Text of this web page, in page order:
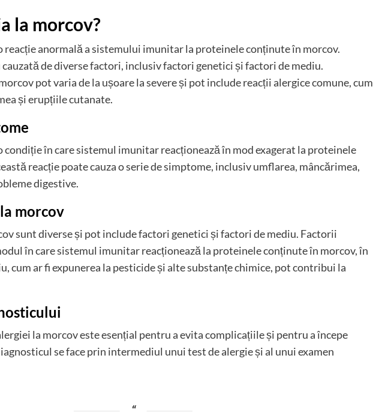
la morcov?
reacție anormală a sistemului imunitar la proteinele conținute în morcov.
de diverse factori, inclusiv factori genetici și factori de mediu.
pot varia de la ușoare la severe și pot include reacții alergice comune, cum
și erupțiile cutanate.
condiție în care sistemul imunitar reacționează în mod exagerat la proteinele
reacție poate cauza o serie de simptome, inclusiv umflarea, mâncărimea,
digestive.
morcov
sunt diverse și pot include factori genetici și factori de mediu. Factorii
în care sistemul imunitar reacționează la proteinele conținute în morcov, în
cum ar fi expunerea la pesticide și alte substanțe chimice, pot contribui la
la morcov este esențial pentru a evita complicațiile și pentru a începe
se face prin intermediul unui test de alergie și al unui examen